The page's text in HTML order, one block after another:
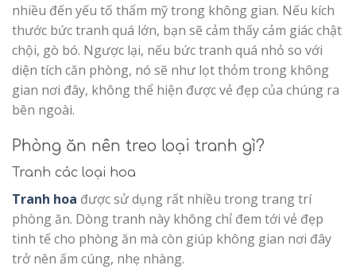
nhiều đến yếu tố thẩm mỹ trong không gian. Nếu kích
thước bức tranh quá lớn, bạn sẽ cảm thấy cảm giác chật
chội, gò bó. Ngược lại, nếu bức tranh quá nhỏ so với
diện tích căn phòng, nó sẽ như lọt thỏm trong không
gian nơi đây, không thể hiện được vẻ đẹp của chúng ra
bên ngoài.
Phòng ăn nên treo loại tranh gì?
Tranh các loại hoa
Tranh hoa được sử dụng rất nhiều trong trang trí
phòng ăn. Dòng tranh này không chỉ đem tới vẻ đẹp
tinh tế cho phòng ăn mà còn giúp không gian nơi đây
trở nên ấm cúng, nhẹ nhàng.